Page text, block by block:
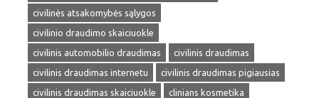
civilinės atsakomybės sąlygos
civilinio draudimo skaiciuokle
civilinis automobilio draudimas
civilinis draudimas
civilinis draudimas internetu
civilinis draudimas pigiausias
civilinis draudimas skaiciuokle
clinians kosmetika